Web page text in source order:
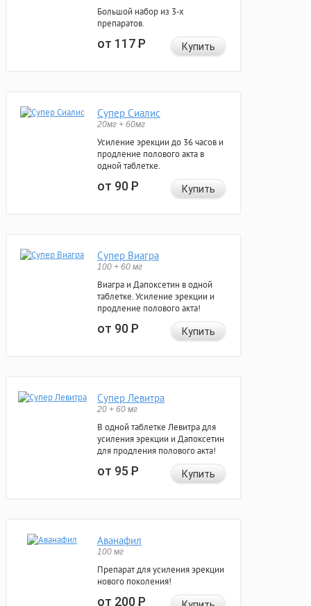
Большой набор из 3-х
препаратов.
от 117Р Купить
Супер Сиалис
20мг + 60мг
Усиление эрекции до 36 часов и
продление полового акта в
одной таблетке.
от 90Р Купить
Супер Виагра
100 + 60 мг
Виагра и Дапоксетин в одной
таблетке. Усиление эрекции и
продление полового акта!
от 90Р Купить
Супер Левитра
20 + 60 мг
В одной таблетке Левитра для
усиления эрекции и Дапоксетин
для продления полового акта!
от 95Р Купить
Аванафил
100 мг
Препарат для усиления эрекции
нового поколения!
от 200Р